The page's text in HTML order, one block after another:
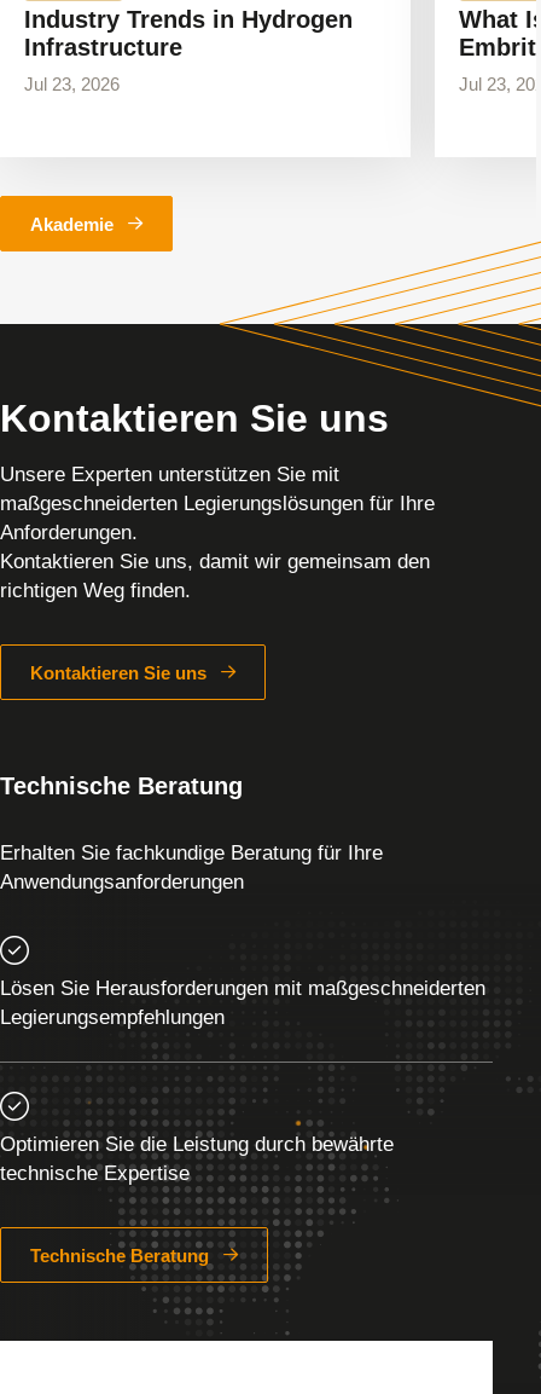
Industry Trends in Hydrogen
Infrastructure
Jul 23, 2026
What
Jul 23,
Akademie
Kontaktieren Sie uns
Unsere Experten unterstützen Sie mit
maßgeschneiderten Legierungslösungen für Ihre
Anforderungen.
Kontaktieren Sie uns, damit wir gemeinsam den
richtigen Weg finden.
Kontaktieren Sie uns
Technische Beratung
Erhalten Sie fachkundige Beratung für Ihre
Anwendungsanforderungen
Lösen Sie Herausforderungen mit maßgeschneiderten
Legierungsempfehlungen
Optimieren Sie die Leistung durch bewährte
technische Expertise
Technische Beratung